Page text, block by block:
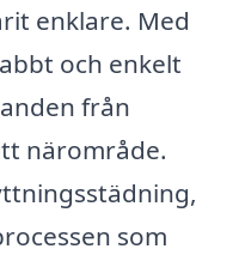
enklare. Med
och enkelt
från
närområde.
som